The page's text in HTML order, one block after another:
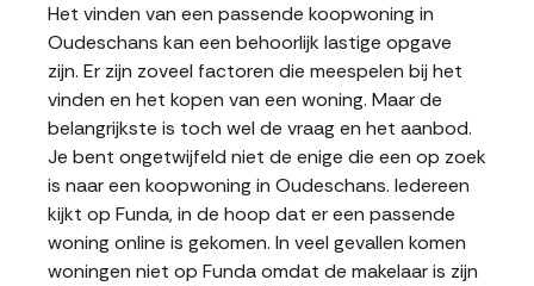
Het vinden van een passende koopwoning in
Oudeschans kan een behoorlijk lastige opgave
zijn. Er zijn zoveel factoren die meespelen bij het
vinden en het kopen van een woning. Maar de
belangrijkste is toch wel de vraag en het aanbod.
Je bent ongetwijfeld niet de enige die een op zoek
is naar een koopwoning in Oudeschans. Iedereen
kijkt op Funda, in de hoop dat er een passende
woning online is gekomen. In veel gevallen komen
woningen niet op Funda omdat de makelaar is zijn